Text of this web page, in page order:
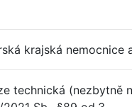
krajská nemocnice
technická (nezbytně